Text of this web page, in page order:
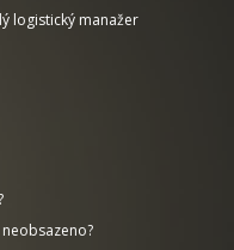
logistický manažer